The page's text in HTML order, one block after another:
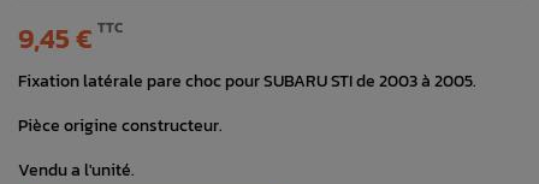
9,45 € TTC
Fixation latérale pare choc pour SUBARU STI de 2003 à 2005.
Pièce origine constructeur.
Vendu a l'unité.